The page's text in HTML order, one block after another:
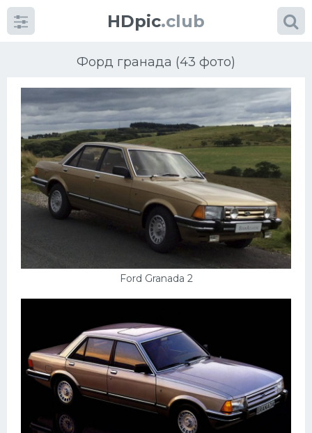
HDpic.club
Форд гранада (43 фото)
Ford Granada 2
Категории
Разное
Ауди
Гараж